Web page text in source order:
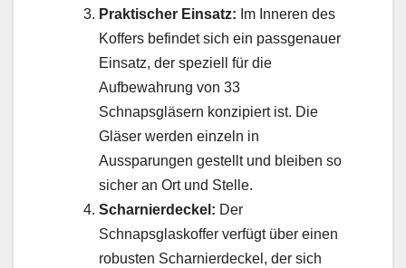
Praktischer Einsatz: Im Inneren des
Koffers befindet sich ein passgenauer
Einsatz, der speziell für die
Aufbewahrung von 33
Schnapsgläsern konzipiert ist. Die
Gläser werden einzeln in
Aussparungen gestellt und bleiben so
sicher an Ort und Stelle.
Scharnierdeckel: Der
Schnapsglaskoffer verfügt über einen
robusten Scharnierdeckel, der sich